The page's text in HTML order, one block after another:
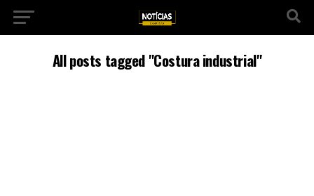
All posts tagged "Costura industrial"